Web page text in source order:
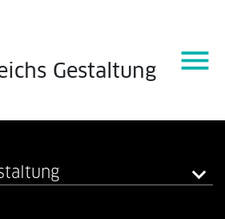
Gestaltung menu